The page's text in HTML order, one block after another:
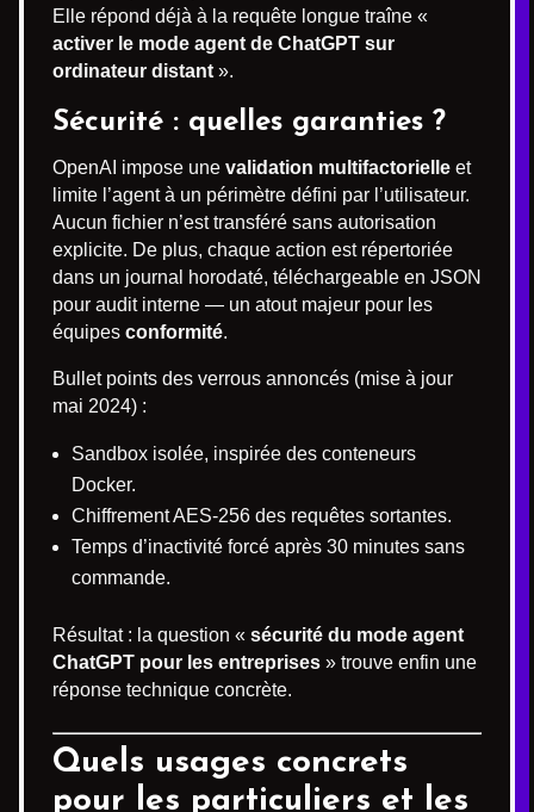
Elle répond déjà à la requête longue traîne «
activer le mode agent de ChatGPT sur
ordinateur distant ».
Sécurité : quelles garanties ?
OpenAI impose une validation multifactorielle et
limite l’agent à un périmètre défini par l’utilisateur.
Aucun fichier n’est transféré sans autorisation
explicite. De plus, chaque action est répertoriée
dans un journal horodaté, téléchargeable en JSON
pour audit interne — un atout majeur pour les
équipes conformité.
Bullet points des verrous annoncés (mise à jour
mai 2024) :
Sandbox isolée, inspirée des conteneurs
Docker.
Chiffrement AES-256 des requêtes sortantes.
Temps d’inactivité forcé après 30 minutes sans
commande.
Résultat : la question « sécurité du mode agent
ChatGPT pour les entreprises » trouve enfin une
réponse technique concrète.
Quels usages concrets
pour les particuliers et les